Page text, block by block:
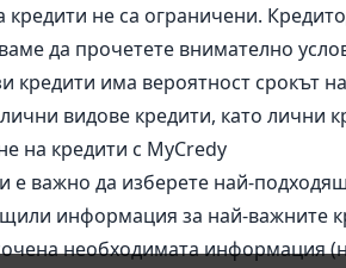
кредити не са ограничени.
да прочетете внимателно
кредити има вероятност срокът
видове кредити, като лични
на кредити с MyCredy
е важно да изберете най-
информация за най-важните
необходимата информация